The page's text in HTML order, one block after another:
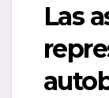
Las